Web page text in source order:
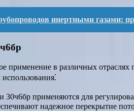
инертными газами:
применение в различных отраслях
30ч6бр применяются для
надежное перекрытие